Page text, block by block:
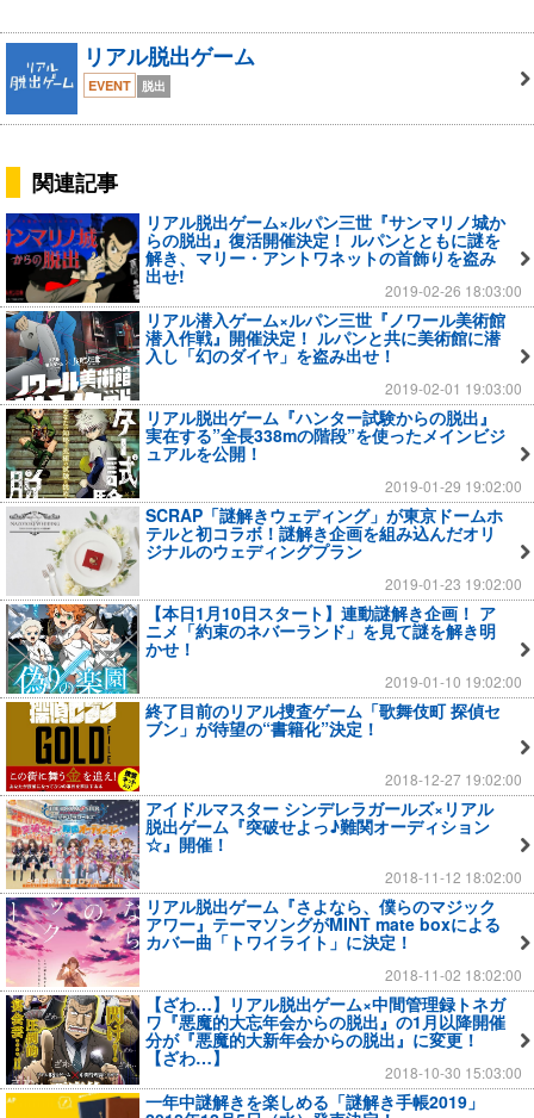
リアル脱出ゲーム
EVENT 脱出
関連記事
リアル脱出ゲーム×ルパン三世『サンマリノ城か
らの脱出』復活開催決定！ ルパンとともに謎を
解き、マリー・アントワネットの首飾りを盗み
出せ!
2019-02-26 18:03:00
リアル潜入ゲーム×ルパン三世『ノワール美術館
潜入作戦』開催決定！ ルパンと共に美術館に潜
入し「幻のダイヤ」を盗み出せ！
2019-02-01 19:03:00
リアル脱出ゲーム『ハンター試験からの脱出』
実在する”全長338mの階段”を使ったメインビジ
ュアルを公開！
2019-01-29 19:02:00
SCRAP「謎解きウェディング」が東京ドームホ
テルと初コラボ！謎解き企画を組み込んだオリ
ジナルのウェディングプラン
2019-01-23 19:02:00
【本日1月10日スタート】連動謎解き企画！ ア
ニメ「約束のネバーランド」を見て謎を解き明
かせ！
2019-01-10 19:02:00
終了目前のリアル捜査ゲーム「歌舞伎町 探偵セ
ブン」が待望の“書籍化”決定！
2018-12-27 19:02:00
アイドルマスター シンデレラガールズ×リアル
脱出ゲーム『突破せよっ♪難関オーディション
☆』開催！
2018-11-12 18:02:00
リアル脱出ゲーム『さよなら、僕らのマジック
アワー』テーマソングがMINT mate boxによる
カバー曲「トワイライト」に決定！
2018-11-02 18:02:00
【ざわ…】リアル脱出ゲーム×中間管理録トネガ
ワ『悪魔的大忘年会からの脱出』の1月以降開催
分が『悪魔的大新年会からの脱出』に変更！
【ざわ…】
2018-10-30 15:03:00
一年中謎解きを楽しめる「謎解き手帳2019」